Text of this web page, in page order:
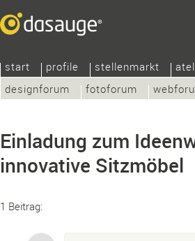
start profile stellenmarkt
designforum
fotoforum
Einladung zum
innovative Sitzmöbel
1 Beitrag: